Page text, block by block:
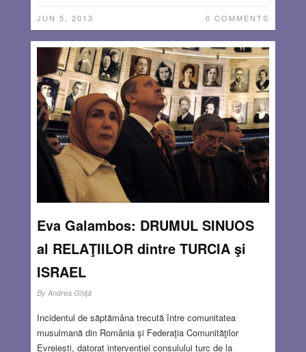
JUN 5, 2013 0 COMMENTS
Eva Galambos: DRUMUL SINUOS
al RELAŢIILOR dintre TURCIA şi
ISRAEL
By Andrea Ghiţă
Incidentul de săptămâna trecută între comunitatea
musulmană din România şi Federaţia Comunităţilor
Evreieşti, datorat intervenţiei consulului turc de la